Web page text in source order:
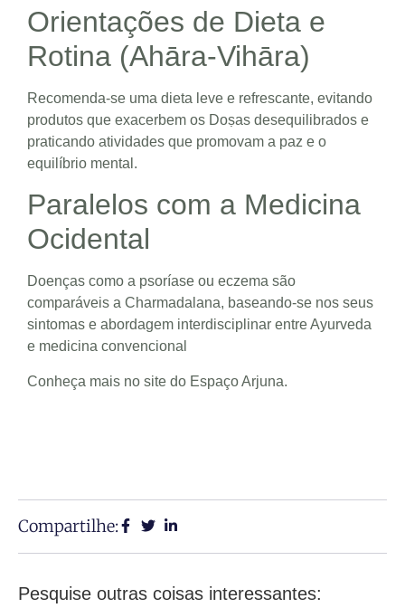
Orientações de Dieta e
Rotina (Ahāra-Vihāra)
Recomenda-se uma dieta leve e refrescante, evitando
produtos que exacerbem os Doṣas desequilibrados e
praticando atividades que promovam a paz e o
equilíbrio mental.
Paralelos com a Medicina
Ocidental
Doenças como a psoríase ou eczema são
comparáveis a Charmadalana, baseando-se nos seus
sintomas e abordagem interdisciplinar entre Ayurveda
e medicina convencional
Conheça mais no site do Espaço Arjuna.
Compartilhe:
Pesquise outras coisas interessantes: